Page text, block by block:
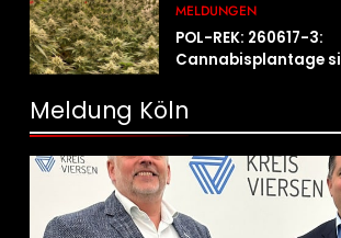
MELDUNGEN
POL-REK: 260617-3:
Cannabisplantage
Meldung Köln